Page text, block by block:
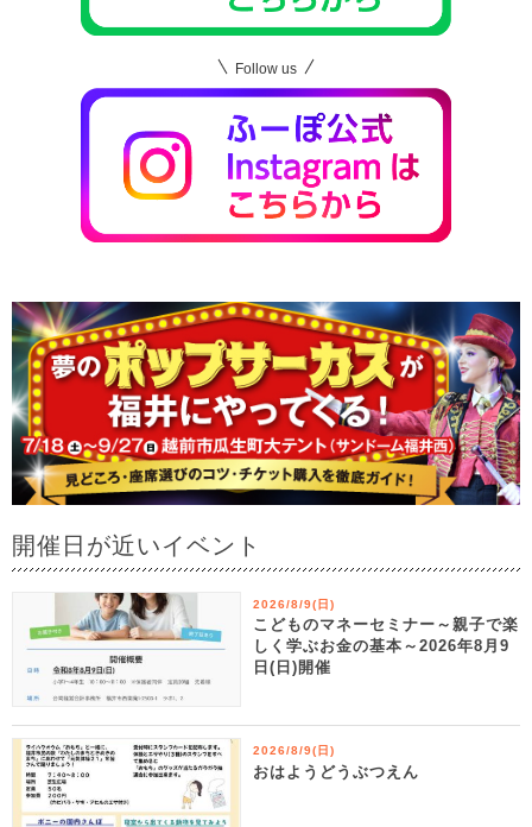
Follow us
開催日が近いイベント
2026/8/9(日)
こどものマネーセミナー～親子で楽
しく学ぶお金の基本～2026年8月9
日(日)開催
2026/8/9(日)
おはようどうぶつえん